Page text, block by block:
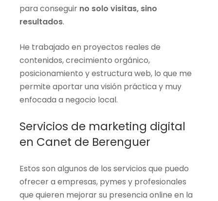
para conseguir no solo visitas, sino
resultados.
He trabajado en proyectos reales de
contenidos, crecimiento orgánico,
posicionamiento y estructura web, lo que me
permite aportar una visión práctica y muy
enfocada a negocio local.
Servicios de marketing digital
en Canet de Berenguer
Estos son algunos de los servicios que puedo
ofrecer a empresas, pymes y profesionales
que quieren mejorar su presencia online en la